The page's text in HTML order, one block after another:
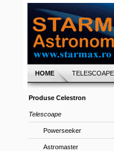
HOME TELESCOAPE
Produse Celestron
Telescoape
Powerseeker
Astromaster